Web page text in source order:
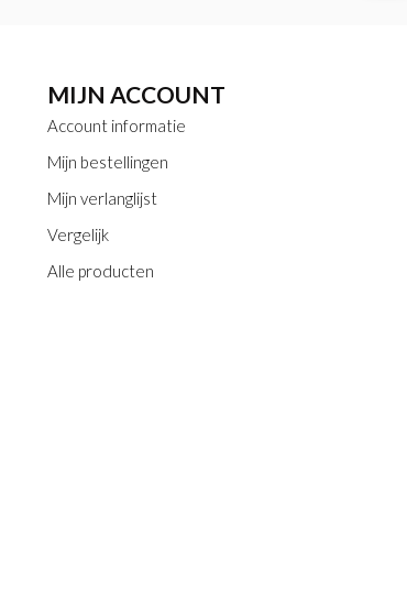
MIJN ACCOUNT
Account informatie
Mijn bestellingen
Mijn verlanglijst
Vergelijk
Alle producten